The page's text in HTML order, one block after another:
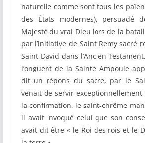
naturelle comme sont tous les
des États modernes), persuadé
Majesté du vrai Dieu lors de la
par l’initiative de Saint Remy sacré
Saint David dans l’Ancien
l’onguent de la Sainte Ampoule
dit un répons du sacre, par le
venait de servir exceptionnellement
la confirmation, le saint-chrême
il avait invoqué celui que son
avait dit être « le Roi des rois et le